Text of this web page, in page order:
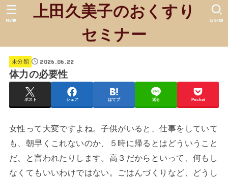
上田久美子のおくすり
セミナー
SEARCH
MENU
未分類 2026.06.22
体力の必要性
ポスト シェア はてブ 送る Pocket
女性って大変ですよね。子供がいると、仕事をしていて
も、朝早くこれないのか、５時に帰るとはどういうこと
だ、と言われたりします。高３だからといって、何もし
なくてもいいわけではない。ごはんづくりなど、どうし